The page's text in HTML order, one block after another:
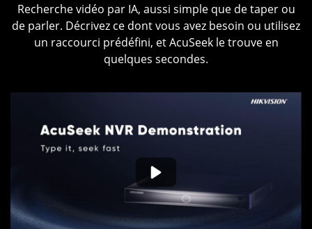
Recherche vidéo par IA, aussi simple que de taper ou
de parler. Décrivez ce dont vous avez besoin ou utilisez
un raccourci prédéfini, et AcuSeek le trouve en
quelques secondes.